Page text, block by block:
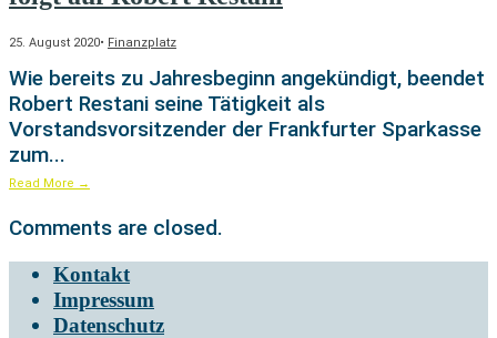
25. August 2020• Finanzplatz
Wie bereits zu Jahresbeginn angekündigt, beendet
Robert Restani seine Tätigkeit als
Vorstandsvorsitzender der Frankfurter Sparkasse
zum...
Read More →
Comments are closed.
Kontakt
Impressum
Datenschutz